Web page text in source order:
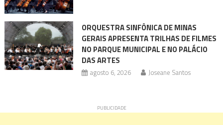
ORQUESTRA SINFÔNICA DE MINAS
GERAIS APRESENTA TRILHAS DE FILMES
NO PARQUE MUNICIPAL E NO PALÁCIO
DAS ARTES
agosto 6, 2026 Joseane Santos